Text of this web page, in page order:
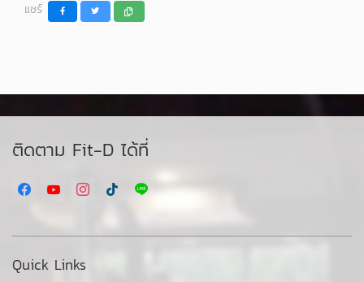
แชร์
ติดตาม Fit-D ได้ที่
Quick Links